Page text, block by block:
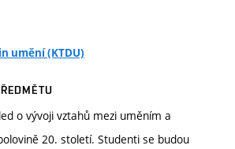
umění (KTDU)
o vývoji vztahů mezi uměním a
20. století. Studenti se budou